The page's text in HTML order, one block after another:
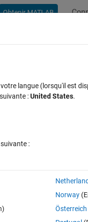
Obtenir MATLAB
speed of this
Ouvrir dans
langue (lorsqu'il est
:United States.
:
Norway
Österreich